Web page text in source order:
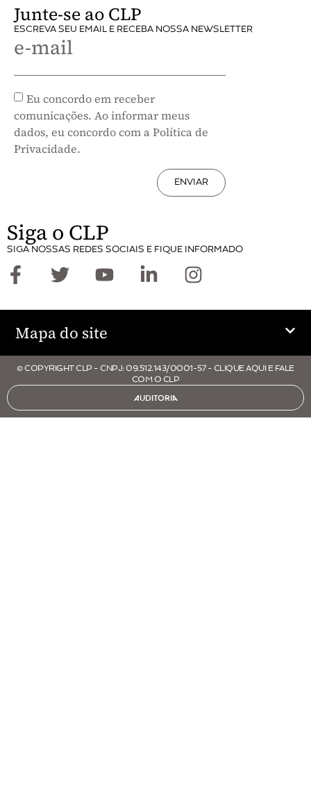
Junte-se ao CLP
ESCREVA SEU EMAIL E RECEBA NOSSA NEWSLETTER
e-mail
Eu concordo em receber
comunicações. Ao informar meus
dados, eu concordo com a Política de
Privacidade.
ENVIAR
Siga o CLP
SIGA NOSSAS REDES SOCIAIS E FIQUE INFORMADO
Mapa do site
© COPYRIGHT CLP - CNPJ: 09.512.143/0001-57 - CLIQUE AQUI E FALE
COM O CLP
AUDITORIA